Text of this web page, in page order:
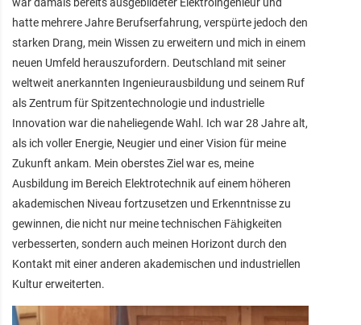
hatte mehrere Jahre Berufserfahrung, verspürte jedoch den
starken Drang, mein Wissen zu erweitern und mich in einem
neuen Umfeld herauszufordern. Deutschland mit seiner
weltweit anerkannten Ingenieurausbildung und seinem Ruf
als Zentrum für Spitzentechnologie und industrielle
Innovation war die naheliegende Wahl. Ich war 28 Jahre alt,
als ich voller Energie, Neugier und einer Vision für meine
Zukunft ankam. Mein oberstes Ziel war es, meine
Ausbildung im Bereich Elektrotechnik auf einem höheren
akademischen Niveau fortzusetzen und Erkenntnisse zu
gewinnen, die nicht nur meine technischen Fähigkeiten
verbesserten, sondern auch meinen Horizont durch den
Kontakt mit einer anderen akademischen und industriellen
Kultur erweiterten.